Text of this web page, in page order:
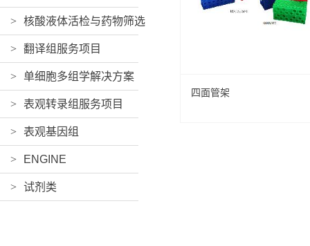
> 核酸液体活检与药物筛选
> 翻译组服务项目
> 单细胞多组学解决方案
> 表观转录组服务项目
> 表观基因组
> ENGINE
> 试剂类
四面管架